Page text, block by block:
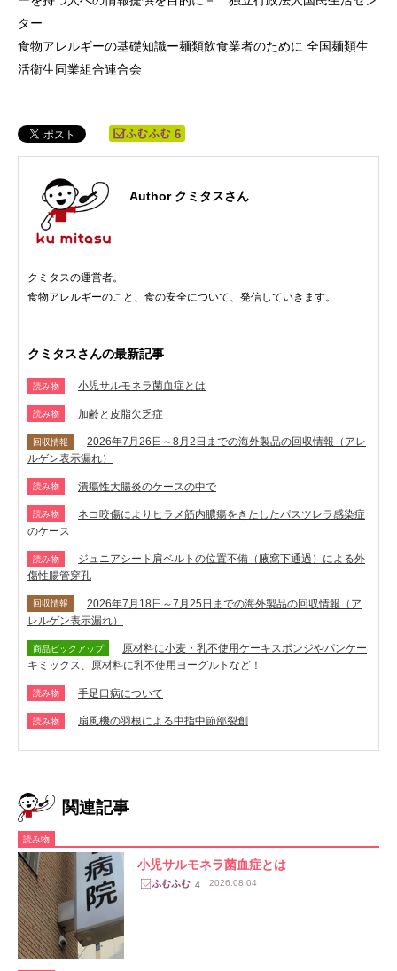
ター
食物アレルギーの基礎知識ー麺類飲食業者のために 全国麺類生
活衛生同業組合連合会
6
Author クミタスさん
クミタスの運営者。
食物アレルギーのこと、食の安全について、発信していきます。
クミタスさんの最新記事
読み物 小児サルモネラ菌血症とは
読み物 加齢と皮脂欠乏症
回収情報
2026年7月26日～8月2日までの海外製品の回収情報（アレ
ルゲン表示漏れ）
読み物 潰瘍性大腸炎のケースの中で
読み物
ネコ咬傷によりヒラメ筋内膿瘍をきたしたパスツレラ感染症
のケース
読み物
ジュニアシート肩ベルトの位置不備（腋窩下通過）による外
傷性腸管穿孔
回収情報
2026年7月18日～7月25日までの海外製品の回収情報（ア
レルゲン表示漏れ）
商品ピックアップ
原材料に小麦・乳不使用ケーキスポンジやパンケー
キミックス、原材料に乳不使用ヨーグルトなど！
読み物 手足口病について
読み物 扇風機の羽根による中指中節部裂創
関連記事
読み物
小児サルモネラ菌血症とは
4 2026.08.04